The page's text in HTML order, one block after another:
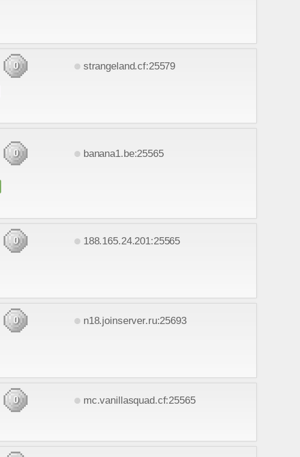
0 strangeland.cf:25579
0 banana1.be:25565
0 188.165.24.201:25565
0 n18.joinserver.ru:25693
0 mc.vanillasquad.cf:25565